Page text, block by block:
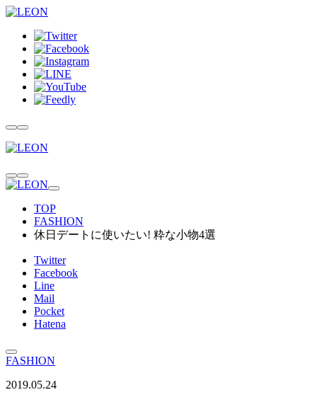
TOP
FASHION
休日デートに使いたい! 粋な小物4選
Twitter
Facebook
Line
Mail
Pocket
Hatena
FASHION
2019.05.24